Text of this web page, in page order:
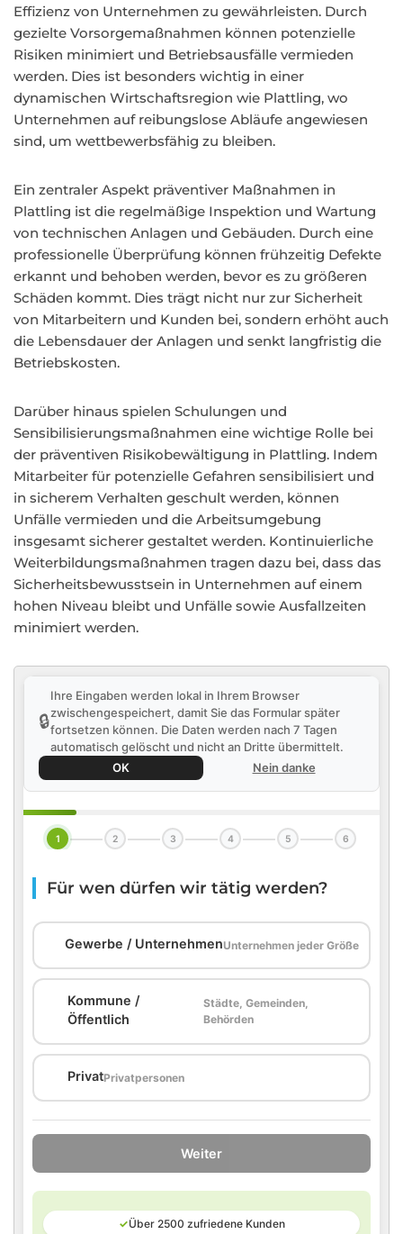
Effizienz von Unternehmen zu gewährleisten. Durch
gezielte Vorsorgemaßnahmen können potenzielle
Risiken minimiert und Betriebsausfälle vermieden
werden. Dies ist besonders wichtig in einer
dynamischen Wirtschaftsregion wie Plattling, wo
Unternehmen auf reibungslose Abläufe angewiesen
sind, um wettbewerbsfähig zu bleiben.
Ein zentraler Aspekt präventiver Maßnahmen in
Plattling ist die regelmäßige Inspektion und Wartung
von technischen Anlagen und Gebäuden. Durch eine
professionelle Überprüfung können frühzeitig Defekte
erkannt und behoben werden, bevor es zu größeren
Schäden kommt. Dies trägt nicht nur zur Sicherheit
von Mitarbeitern und Kunden bei, sondern erhöht auch
die Lebensdauer der Anlagen und senkt langfristig die
Betriebskosten.
Darüber hinaus spielen Schulungen und
Sensibilisierungsmaßnahmen eine wichtige Rolle bei
der präventiven Risikobewältigung in Plattling. Indem
Mitarbeiter für potenzielle Gefahren sensibilisiert und
in sicherem Verhalten geschult werden, können
Unfälle vermieden und die Arbeitsumgebung
insgesamt sicherer gestaltet werden. Kontinuierliche
Weiterbildungsmaßnahmen tragen dazu bei, dass das
Sicherheitsbewusstsein in Unternehmen auf einem
hohen Niveau bleibt und Unfälle sowie Ausfallzeiten
minimiert werden.
🔒
Ihre Eingaben werden lokal in Ihrem Browser
zwischengespeichert, damit Sie das Formular später
fortsetzen können. Die Daten werden nach 7 Tagen
automatisch gelöscht und nicht an Dritte übermittelt.
OK
Nein danke
1 2 3 4 5 6
Für wen dürfen wir tätig werden?
Gewerbe / UnternehmenUnternehmen jeder Größe
Kommune /
Öffentlich
Städte, Gemeinden,
Behörden
PrivatPrivatpersonen
Weiter
✓Über 2500 zufriedene Kunden